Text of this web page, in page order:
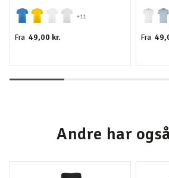
+11
Fra 49,00 kr. Fra
Andre har